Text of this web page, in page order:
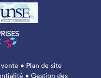
• Plan de site
• Gestion des